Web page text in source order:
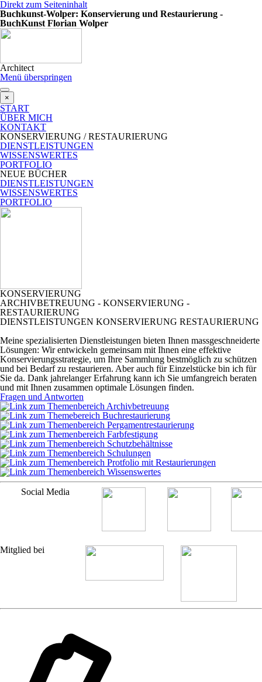
Direkt zum Seiteninhalt
Buchkunst-Wolper: Konservierung und Restaurierung -
BuchKunst Florian Wolper
Architect
Menü überspringen
×
START
ÜBER MICH
KONTAKT
KONSERVIERUNG / RESTAURIERUNG
DIENSTLEISTUNGEN
WISSENSWERTES
PORTFOLIO
NEUE BÜCHER
DIENSTLEISTUNGEN
WISSENSWERTES
PORTFOLIO
KONSERVIERUNG
ARCHIVBETREUUNG - KONSERVIERUNG -
RESTAURIERUNG
DIENSTLEISTUNGEN KONSERVIERUNG RESTAURIERUNG
Meine spezialisierten Dienstleistungen bieten Ihnen massgeschneiderte
Lösungen: Wir entwickeln gemeinsam mit Ihnen eine effektive
Konservierungsstrategie, um Ihre Sammlung bestmöglich zu schützen
und bei Bedarf zu restaurieren. Aber auch für Einzelstücke bin ich für
Sie da. Dank jahrelanger Erfahrung kann ich Sie umfangreich beraten
und mit Ihnen zusammen optimale Lösungen finden.
Fragen und Antworten
Social Media
Mitglied bei